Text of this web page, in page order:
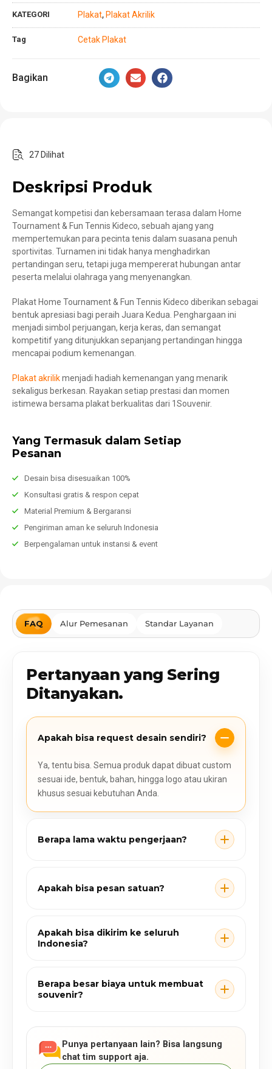
KATEGORI Plakat, Plakat Akrilik
Tag Cetak Plakat
Bagikan
27 Dilihat
Deskripsi Produk
Semangat kompetisi dan kebersamaan terasa dalam Home
Tournament & Fun Tennis Kideco, sebuah ajang yang
mempertemukan para pecinta tenis dalam suasana penuh
sportivitas. Turnamen ini tidak hanya menghadirkan
pertandingan seru, tetapi juga mempererat hubungan antar
peserta melalui olahraga yang menyenangkan.
Plakat Home Tournament & Fun Tennis Kideco diberikan sebagai
bentuk apresiasi bagi peraih Juara Kedua. Penghargaan ini
menjadi simbol perjuangan, kerja keras, dan semangat
kompetitif yang ditunjukkan sepanjang pertandingan hingga
mencapai podium kemenangan.
Plakat akrilikmenjadi hadiah kemenangan yang menarik
sekaligus berkesan. Rayakan setiap prestasi dan momen
istimewa bersama plakat berkualitas dari 1Souvenir.
Yang Termasuk dalam Setiap
Pesanan
Desain bisa disesuaikan 100%
Konsultasi gratis & respon cepat
Material Premium & Bergaransi
Pengiriman aman ke seluruh Indonesia
Berpengalaman untuk instansi & event
FAQ Alur Pemesanan Standar Layanan
Pertanyaan yang Sering
Ditanyakan.
Apakah bisa request desain sendiri?
Ya, tentu bisa. Semua produk dapat dibuat custom
sesuai ide, bentuk, bahan, hingga logo atau ukiran
khusus sesuai kebutuhan Anda.
Berapa lama waktu pengerjaan?
Apakah bisa pesan satuan?
Apakah bisa dikirim ke seluruh
Indonesia?
Berapa besar biaya untuk membuat
souvenir?
Punya pertanyaan lain? Bisa langsung
chat tim support aja.